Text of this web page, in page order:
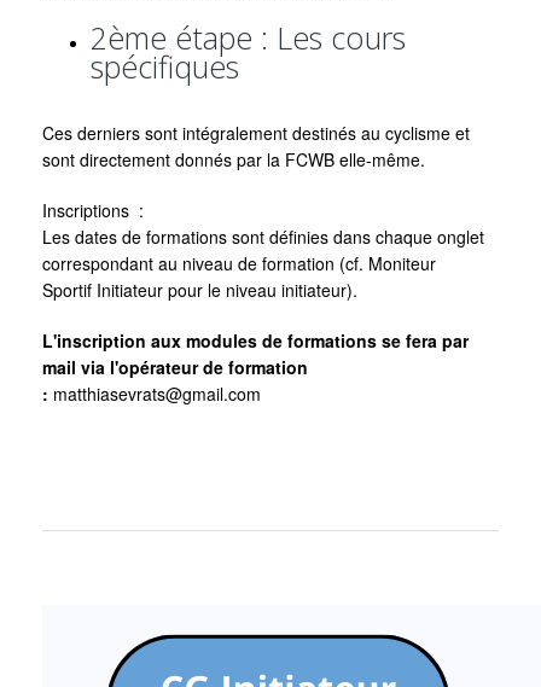
2ème étape : Les cours
spécifiques
Ces derniers sont intégralement destinés au cyclisme et
sont directement donnés par la FCWB elle-même.
Inscriptions :
Les dates de formations sont définies dans chaque onglet
correspondant au niveau de formation (cf. Moniteur
Sportif Initiateur pour le niveau initiateur).
L'inscription aux modules de formations se fera par
mail via l'opérateur de formation
: matthiasevrats@gmail.com